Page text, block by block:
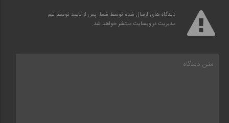
دیدگاه های ارسال شده توسط شما، پس از تایید توسط تیم
مدیریت در وبسایت منتشر خواهد شد.